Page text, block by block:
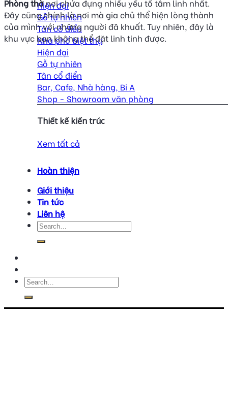
Hiện đại
Gỗ tự nhiên
Tân cổ điển
Nhà phố biệt thự
Hiện đại
Gỗ tự nhiên
Tân cổ điển
Bar, Cafe, Nhà hàng, Bi A
Shop - Showroom văn phòng
Thiết kế kiến trúc
Xem tất cả
Hoàn thiện
Giới thiệu
Tin tức
Liên hệ
Phòng thờnơi chứa đựng nhiều yếu tố tâm linh nhất.
Đây cũng chính là nơi mà gia chủ thể hiện lòng thành
của mình với những người đã khuất. Tuy nhiên, đây là
khu vực bạn không thể đặt linh tinh được.